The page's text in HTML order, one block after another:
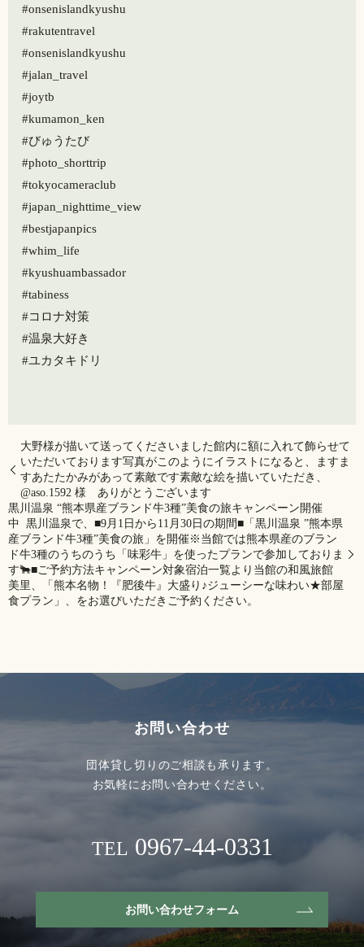
#onsenislandkyushu
#rakutentravel
#onsenislandkyushu
#jalan_travel
#joytb
#kumamon_ken
#びゅうたび
#photo_shorttrip
#tokyocameraclub
#japan_nighttime_view
#bestjapanpics
#whim_life
#kyushuambassador
#tabiness
#コロナ対策
#温泉大好き
#ユカタキドリ
大野様が描いて送ってくださいました館内に額に入れて飾らせて
いただいております写真がこのようにイラストになると、ますま
すあたたかみがあって素敵です素敵な絵を描いていただき、
@aso.1592 様 ありがとうございます
黒川温泉 “熊本県産ブランド牛3種”美食の旅キャンペーン開催
中️ 黒川温泉で、■9月1日から11月30日の期間■「黒川温泉 ”熊本県
産ブランド牛3種”美食の旅」を開催※当館では熊本県産のブラン
ド牛3種のうちのうち「味彩牛」を使ったプランで参加しておりま
す🐂■ご予約方法キャンペーン対象宿泊一覧より当館の和風旅館
美里、「熊本名物！『肥後牛』大盛り♪ジューシーな味わい★部屋
食プラン」、をお選びいただきご予約ください。
お問い合わせ
団体貸し切りのご相談も承ります。
お気軽にお問い合わせください。
TEL 0967-44-0331
お問い合わせフォーム